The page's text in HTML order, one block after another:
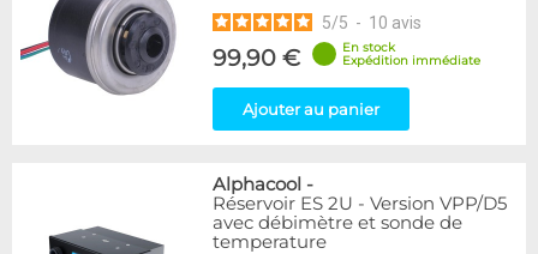
5/5 - 10 avis
99,90 €
En stock
Expédition immédiate
Ajouter au panier
Alphacool -
Réservoir ES 2U - Version VPP/D5
avec débimètre et sonde de
temperature